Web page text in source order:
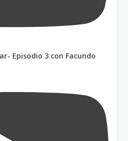
Episodio 3 con Facundo